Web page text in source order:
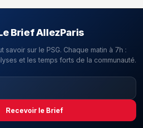
Brief AllezParis
savoir sur le PSG. Chaque matin à 7h :
et les temps forts de la communauté.
Recevoir le Brief